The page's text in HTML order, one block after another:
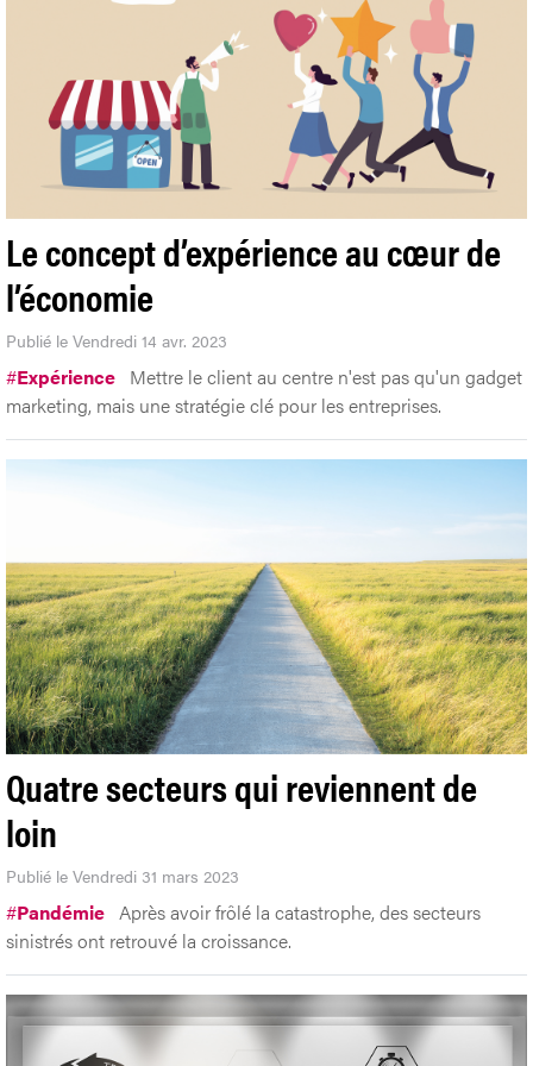
Le concept d’expérience au cœur de
l’économie
Publié le Vendredi 14 avr. 2023
#Expérience Mettre le client au centre n'est pas qu'un gadget
marketing, mais une stratégie clé pour les entreprises.
Quatre secteurs qui reviennent de
loin
Publié le Vendredi 31 mars 2023
#Pandémie Après avoir frôlé la catastrophe, des secteurs
sinistrés ont retrouvé la croissance.